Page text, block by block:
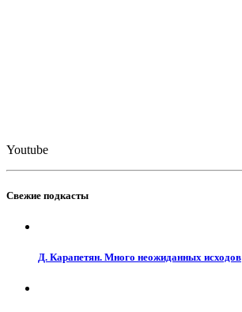
Youtube
Свежие подкасты
Д. Карапетян. Много неожиданных исходов